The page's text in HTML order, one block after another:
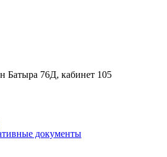
Батыра 76Д, кабинет 105
документы